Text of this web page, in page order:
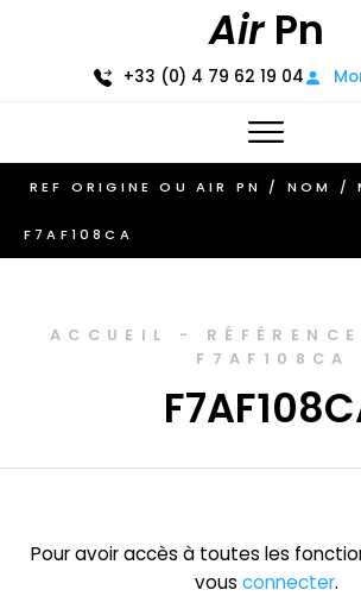
AirPn
+33 (0) 4 79 62 19 04
F7AF108CA
ACCUEIL -
F7AF108CA
Pour avoir accès à toutes les
vous connecter.